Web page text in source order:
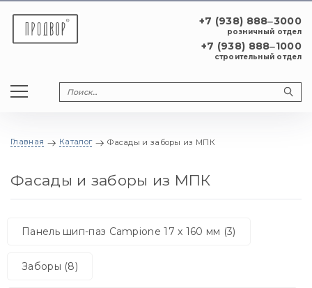
+7 (938) 888‒3000
розничный отдел
+7 (938) 888‒1000
строительный отдел
Главная Каталог Фасады и заборы из МПК
Фасады и заборы из МПК
Панель шип-паз Campione 17 x 160 мм (3)
Заборы (8)